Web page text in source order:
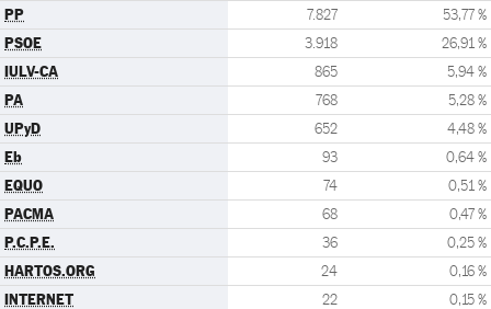
PP 7.827 53,77 %
PSOE 3.918 26,91 %
IULV-CA 865 5,94 %
PA 768 5,28 %
UPyD 652 4,48 %
Eb 93 0,64 %
EQUO 74 0,51 %
PACMA 68 0,47 %
P.C.P.E. 36 0,25 %
HARTOS.ORG 24 0,16 %
INTERNET 22 0,15 %